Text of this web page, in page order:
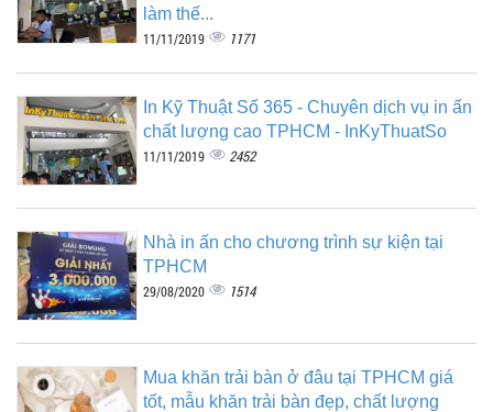
làm thế...
11/11/2019 1171
In Kỹ Thuật Số 365 - Chuyên dịch vụ in ấn
chất lượng cao TPHCM - InKyThuatSo
11/11/2019 2452
Nhà in ấn cho chương trình sự kiện tại
TPHCM
29/08/2020 1514
Mua khăn trải bàn ở đâu tại TPHCM giá
tốt, mẫu khăn trải bàn đẹp, chất lượng